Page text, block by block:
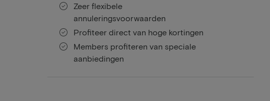
Zeer flexibele
annuleringsvoorwaarden
Profiteer direct van hoge kortingen
Members profiteren van speciale
aanbiedingen